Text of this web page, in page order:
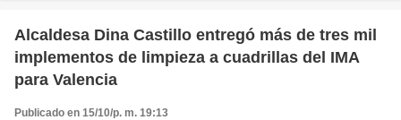
Alcaldesa Dina Castillo entregó más de tres mil
implementos de limpieza a cuadrillas del IMA
para Valencia
Publicado en 15/10/p. m. 19:13